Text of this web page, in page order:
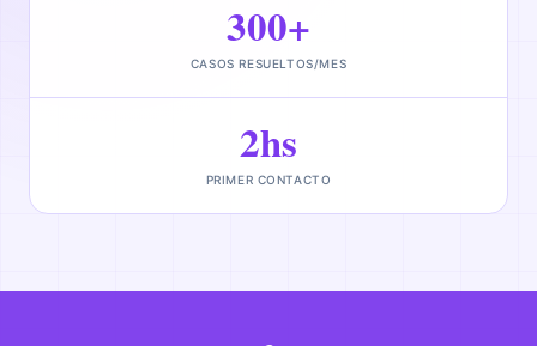
300+
CASOS RESUELTOS/MES
2hs
PRIMER CONTACTO